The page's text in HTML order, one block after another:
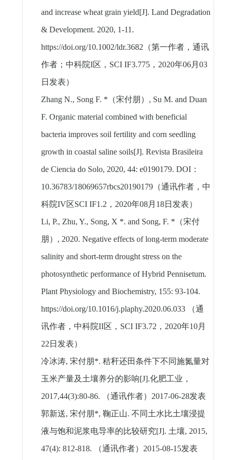
and increase wheat grain yield[J]. Land Degradation
& Development. 2020, 1-11.
https://doi.org/10.1002/ldr.3682（第一作者，通讯
作者；中科院I区， SCI IF3.775， 2020年06月 03
日发表）
Zhang N., Song F. * （宋付朋） , Su M. and Duan
F. Organic material combined with beneficial
bacteria improves soil fertility and corn seedling
growth in coastal saline soils[J]. Revista Brasileira
de Ciencia do Solo, 2020, 44: e0190179. DOI：
10.36783/18069657rbcs20190179（通讯作者，中
科院IV区SCI IF1.2， 2020年08月 18日发表）
Li, P., Zhu, Y., Song, X *. and Song, F. * （宋付
朋） , 2020. Negative effects of long-term moderate
salinity and short-term drought stress on the
photosynthetic performance of Hybrid Pennisetum.
Plant Physiology and Biochemistry, 155: 93-104.
https://doi.org/10.1016/j.plaphy.2020.06.033
（通
讯作者，中科院II区， SCI IF3.72， 2020年10月
22日发表）
冷冰涛, 宋付朋*. 秸秆还田条件下不同施氮量对
玉米产量及土壤养分的影响[J].化肥工业，
2017,44(3):80-86.
（通讯作者） 2017-06-28发表
郭新送, 宋付朋*, 鞠正山. 不同土水比土壤浸提
液与饱和泥浆电导率的比较研究[J]. 土壤, 2015,
47(4): 812-818.
（通讯作者） 2015-08-15发表